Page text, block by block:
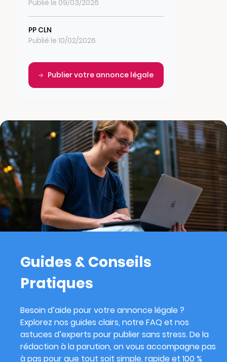
Publié le 09/03/2026
PP CLN
Publié le 10/02/2026
Publier votre annonce légale
Guides & Conseils
Pratiques
Besoin d’aide pour votre annonce légale ?
Explorez nos guides clairs, notre FAQ et nos
astuces d’experts pour publier sans stress. De la
rédaction à la parution, on vous accompagne pas
à pas pour que tout soit simple, rapide et 100 %